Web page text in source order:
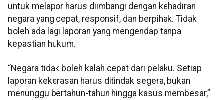
untuk melapor harus diimbangi dengan kehadiran
negara yang cepat, responsif, dan berpihak. Tidak
boleh ada lagi laporan yang mengendap tanpa
kepastian hukum.
“Negara tidak boleh kalah cepat dari pelaku. Setiap
laporan kekerasan harus ditindak segera, bukan
menunggu bertahun-tahun hingga kasus membesar,”